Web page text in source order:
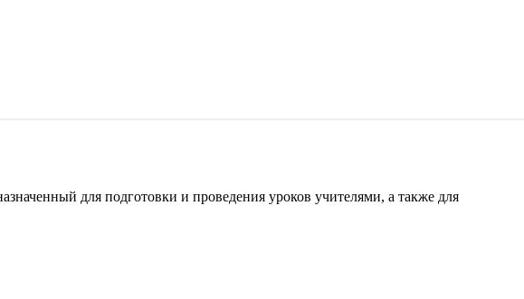
для подготовки и проведения уроков учителями, а также для